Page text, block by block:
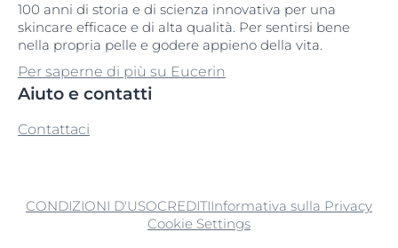
100 anni di storia e di scienza innovativa per una
skincare efficace e di alta qualità. Per sentirsi bene
nella propria pelle e godere appieno della vita.
Per saperne di più su Eucerin
Aiuto e contatti
Contattaci
CONDIZIONI D'USOCREDITIInformativa sulla Privacy
Cookie Settings